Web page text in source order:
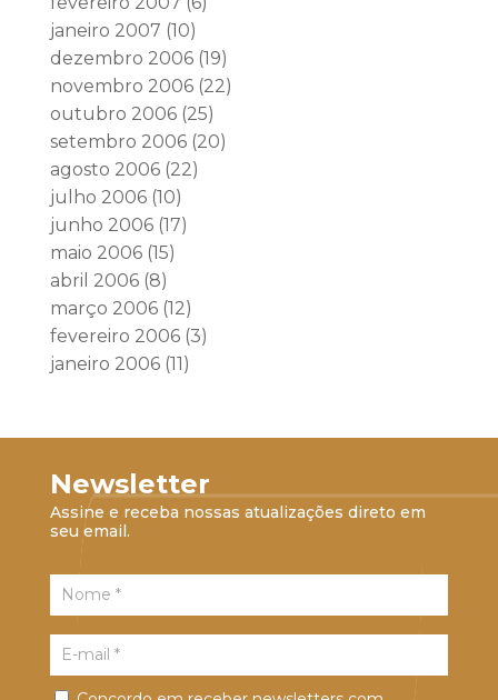
janeiro 2007 (10)
dezembro 2006(19)
novembro 2006(22)
outubro 2006(25)
setembro 2006(20)
agosto 2006(22)
julho 2006(10)
junho 2006(17)
maio 2006(15)
abril 2006(8)
março 2006(12)
fevereiro 2006(3)
janeiro 2006(11)
Newsletter
Assine e receba nossas atualizações direto em
seu email.